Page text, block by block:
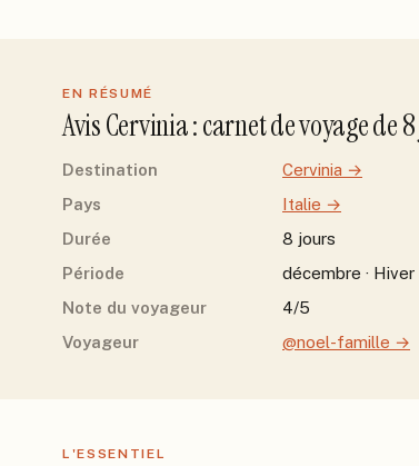
EN RÉSUMÉ
AvisCervinia: carnet de voyage de8
Destination Cervinia →
Pays
Italie →
Durée
8 jours
Période
décembre · Hiver
Note du voyageur
4/5
Voyageur
@noel-famille →
L'ESSENTIEL